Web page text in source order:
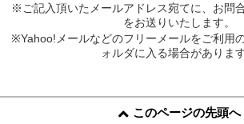
※ご記入頂いたメールアドレス宛てに、お問
をお送りいたします。
※Yahoo!メールなどのフリーメールをご利用
ォルダに入る場合があります
このページの先頭へ